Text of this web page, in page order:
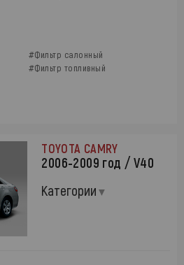
#Фильтр салонный
#Фильтр топливный
TOYOTA CAMRY
2006-2009 год / V40
Категории